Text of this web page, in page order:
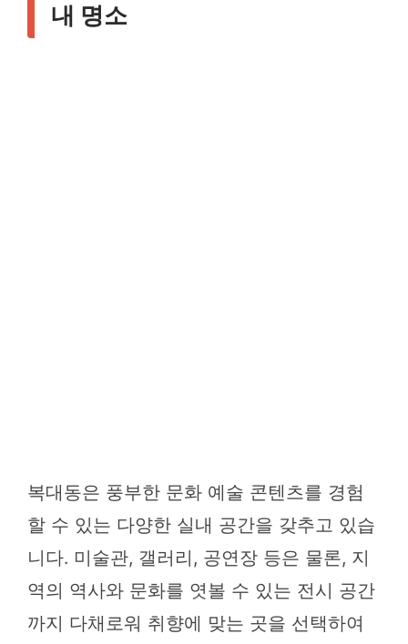
내 명소
복대동은 풍부한 문화 예술 콘텐츠를 경험
할 수 있는 다양한 실내 공간을 갖추고 있습
니다. 미술관, 갤러리, 공연장 등은 물론, 지
역의 역사와 문화를 엿볼 수 있는 전시 공간
까지 다채로워 취향에 맞는 곳을 선택하여